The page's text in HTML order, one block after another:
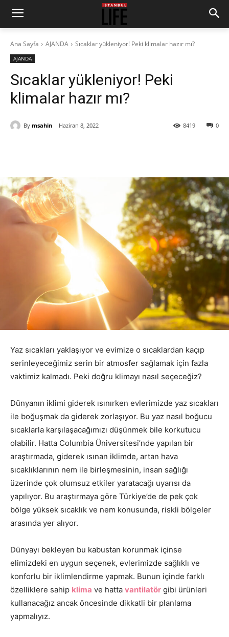
Ana Sayfa AJANDA Sıcaklar yükleniyor! Peki klimalar hazır mı?
AJANDA
Sıcaklar yükleniyor! Peki
klimalar hazır mı?
By msahin Haziran 8, 2022 0
8419
Yaz sıcakları yaklaşıyor ve evimize o sıcaklardan kaçıp
serinleyeceğimiz serin bir atmosfer sağlamak için fazla
vaktimiz kalmadı. Peki doğru klimayı nasıl seçeceğiz?
Dünyanın iklimi giderek ısınırken evlerimizde yaz sıcakları
ile boğuşmak da giderek zorlaşıyor. Bu yaz nasıl boğucu
sıcaklarla karşılaşacağımızı düşünmek bile korkutucu
olabilir. Hatta Columbia Üniversitesi’nde yapılan bir
araştırmada, giderek ısınan iklimde, artan hava
sıcaklıklarının nem ile birleşmesinin, insan sağlığı
üzerinde çok olumsuz etkiler yaratacağı uyarısı da
yapılıyor. Bu araştırmaya göre Türkiye’de de pek çok
bölge yüksek sıcaklık ve nem konusunda, riskli bölgeler
arasında yer alıyor.
Dünyayı bekleyen bu kabustan korunmak içinse
elimizdeki en uygun seçenek, evlerimizde sağlıklı ve
konforlu bir iklimlendirme yapmak. Bunun içinde farklı
özelliklere sahip klima ve hatta vantilatör gibi ürünleri
kullanacağız ancak öncesinde dikkatli bir planlama
yapmalıyız.